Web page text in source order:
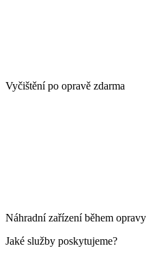
Vyčištění po opravě zdarma
Náhradní zařízení během opravy
Jaké služby poskytujeme?